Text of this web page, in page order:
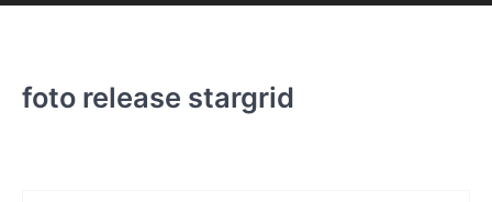
foto release stargrid